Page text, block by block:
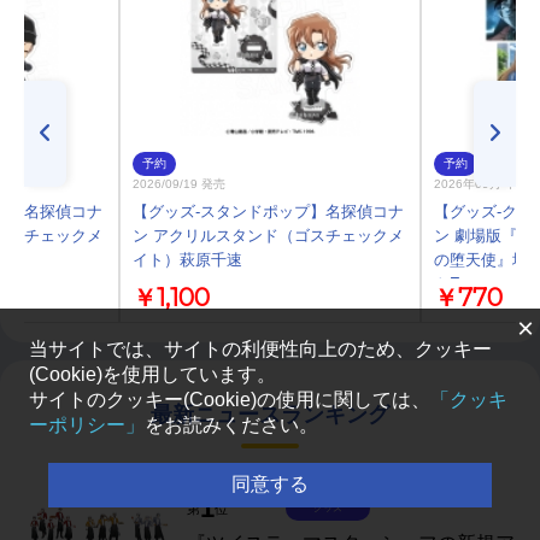
】名探偵コナ
スチェックメ
予約
2026/09/19 発売
【グッズ-スタンドポップ】名探偵コナ
ン アクリルスタンド（ゴスチェックメ
イト）萩原千速
￥1,100
予約
2026年09月 中旬
【グッズ-ク
ン 劇場版『名
の堕天使』場
トE
￥770
最新ニュースランキング
第1位 グッズ
×
当サイトでは、サイトの利便性向上のため、クッキー
(Cookie)を使用しています。
サイトのクッキー(Cookie)の使用に関しては、
「クッキ
ーポリシー」
をお読みください。
同意する